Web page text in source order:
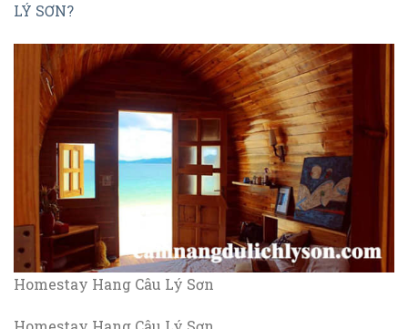
LÝ SƠN?
Homestay Hang Câu Lý Sơn